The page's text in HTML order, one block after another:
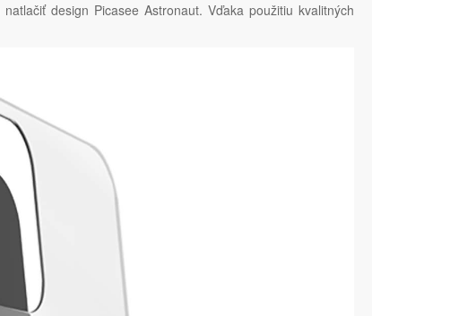
natlačiť design Picasee Astronaut. Vďaka použitiu kvalitných